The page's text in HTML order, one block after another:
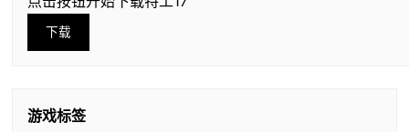
下载
游戏标签